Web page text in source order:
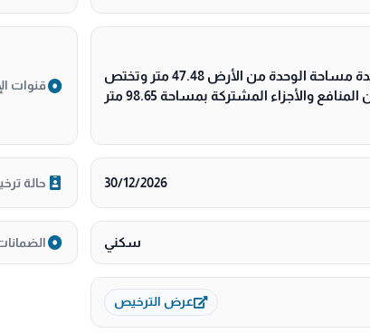
حي الروضة بمدينة جدة مساحة الوحدة من الأرض 47.48 متر وتختص
والأجزاء المشتركة بمساحة 98.65 متر
قنوات
30/12/2026 حالة
سكني
عرض الترخيص